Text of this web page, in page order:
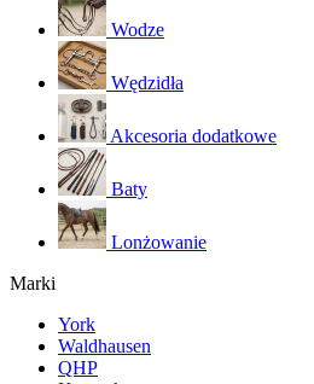
Wodze
Wędzidła
Akcesoria dodatkowe
Baty
Lonżowanie
Marki
York
Waldhausen
QHP